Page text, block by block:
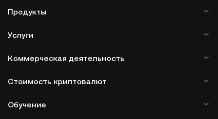
Продукты
Услуги
Коммерческая деятельность
Стоимость криптовалют
Обучение